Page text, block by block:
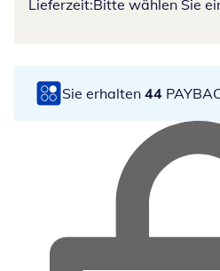
Lieferzeit:Bitte wählen Sie
Sie erhalten 44